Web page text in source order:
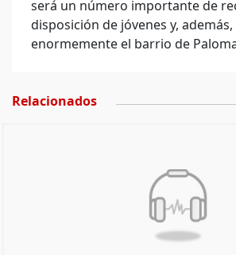
será un número importante de
disposición de jóvenes y,
enormemente el barrio de
Relacionados